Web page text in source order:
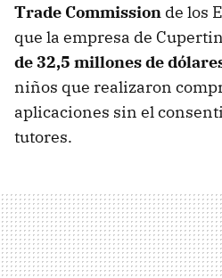
Trade Commission de los
que la empresa de
de 32,5 millones de
niños que realizaron
aplicaciones sin el
tutores.